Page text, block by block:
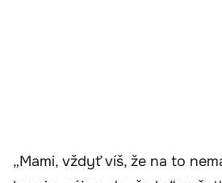
„Mami, vždyť víš, že na to